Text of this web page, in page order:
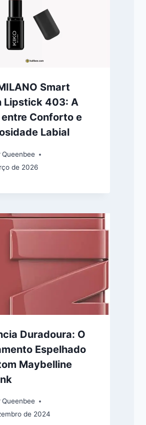
Smart
Lipstick 403: A
entre Conforto e
Labial
Queenbee
de 2026
Duradoura: O
Espelhado
Maybelline
Queenbee
de 2024